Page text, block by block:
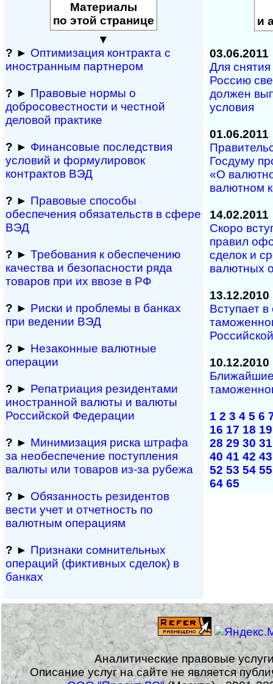
Материалы
по этой странице
▼
? ► Оптимизация контракта с
иностранным партнером
? ► Правовые нормы о
добросовестности и чест­ной
деловой практике
? ► Финансовые последствия
условий и формулировок
контрактов ВЭД
? ► Правовые способы
обеспечения обяза­тельств в сфере
ВЭД
? ► Требования к обеспечению
качества и безопасности ряда
товаров при их ввозе в РФ
? ► Риски и проблемы в банках
при ведении ВЭД
? ► Незаконные валютные
операции
? ► Репатриация ре­зи­ден­та­ми
иностранной ва­лю­ты и валюты
Рос­сий­ской Федерации
? ► Минимизация риска штрафа
за не­обес­пе­че­ние поступления
валюты или товаров из-за рубежа
? ► Обязанность резиден­тов
вести учет и отчетность по
валютным операциям
? ► Признаки сомнитель­ных
операций (фиктивных сделок) в
банках
и
03.06.2011
Для снятия
Россию
должен
условия
01.06.2011
Госдуму
«О
валютном
14.02.2011
Скоро
правил
сделок и
валютных
13.12.2010
Вступает
10.12.2010
1 2 3 4 5 6
16 17 18 19
28 29 30 31
40 41 42 43
52 53 54 55
64 65
Аналитические правовые
Описание услуг на сайте не является